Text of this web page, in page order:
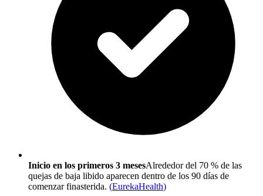
Inicio en los primeros 3 mesesAlrededor del 70 % de las
quejas de baja libido aparecen dentro de los 90 días de
comenzar finasterida. (EurekaHealth)